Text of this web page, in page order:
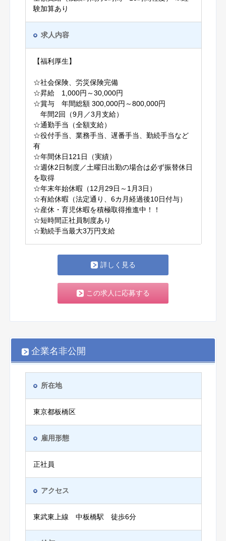
験加算あり
求人内容
【福利厚生】
☆社会保険、労災保険完備
☆昇給 1,000円～30,000円
☆賞与 年間総額 300,000円～800,000円
年間2回（9月／3月支給）
☆通勤手当（全額支給）
☆役付手当、業務手当、遅番手当、勤続手当など
有
☆年間休日121日（実績）
☆週休2日制度／土曜日出勤の場合は必ず振替休日
を取得
☆年末年始休暇（12月29日～1月3日）
☆有給休暇（法定通り、6カ月経過後10日付与）
☆産休・育児休暇を積極取得推進中！！
☆短時間正社員制度あり
☆勤続手当最大3万円支給
詳しく見る
この求人に応募する
企業名非公開
所在地
東京都板橋区
雇用形態
正社員
アクセス
東武東上線 中板橋駅 徒歩6分